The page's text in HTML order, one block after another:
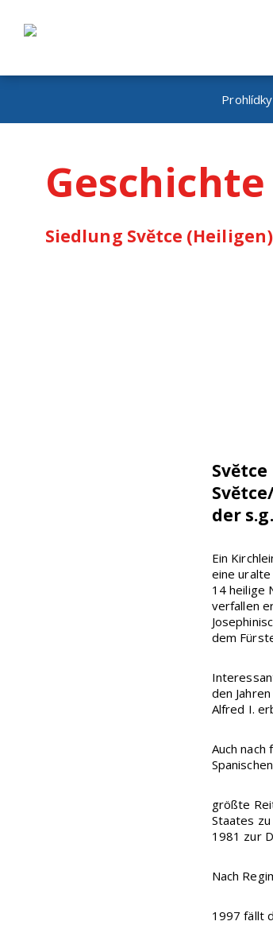
Prohlídky
Geschichte
Siedlung Světce
der
Ein
eine uralte
14 heilige
verfallen
dem
den
Alfred I.
Auch
größte
Staates
1981 zur
Nach
1997 fällt